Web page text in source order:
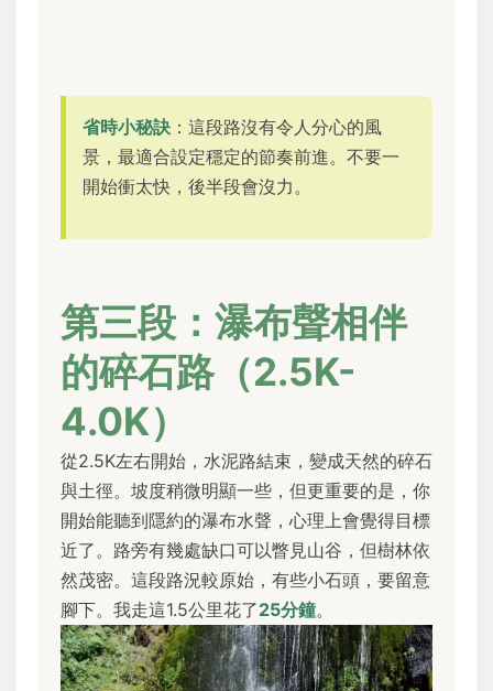
省時小秘訣 ：這段路沒有令人分心的風
景，最適合設定穩定的節奏前進。不要一
開始衝太快，後半段會沒力。
第三段：瀑布聲相伴
的碎石路（2.5K-
4.0K）
從2.5K左右開始，水泥路結束，變成天然的碎石
與土徑。坡度稍微明顯一些，但更重要的是，你
開始能聽到隱約的瀑布水聲，心理上會覺得目標
近了。路旁有幾處缺口可以瞥見山谷，但樹林依
然茂密。這段路況較原始，有些小石頭，要留意
腳下。我走這1.5公里花了25分鐘。